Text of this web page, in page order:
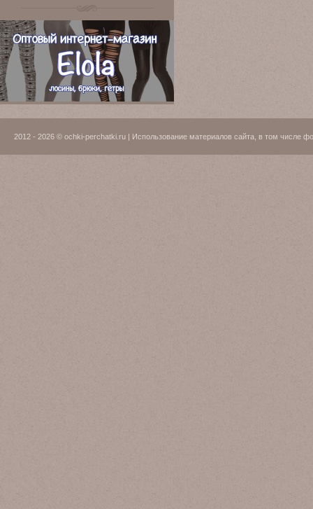
2012 - 2026 © ochki-perchatki.ru | Использование материалов сайта, в том числе